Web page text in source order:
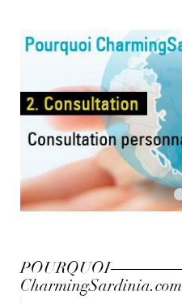
POURQUOI
CharmingSardinia.com